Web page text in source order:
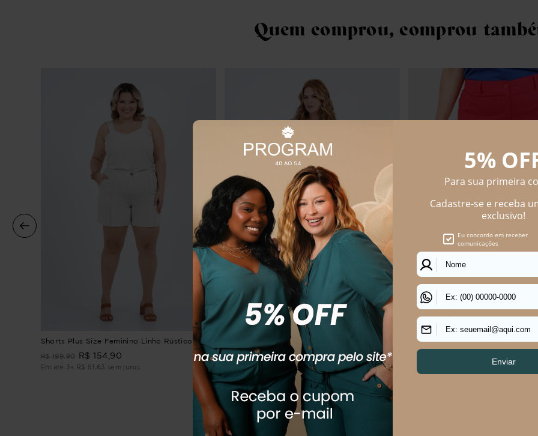
Quem comprou, comprou
Shorts Plus Size Feminino Linho Rústico
R$ 199,90 R$ 154 90
Em até 3x R$ 51 63 sem juros
Shorts Plus Size Feminino Alfaiataria Pistache
R$ 169,90 R$ 99 ,90
Em até2 sem juros
SHORTS PLUS SIZE PRAIA DO
LINHO
Os mais vendidos